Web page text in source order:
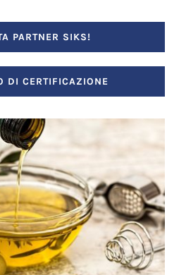
PARTNER SIKS!
DI CERTIFICAZIONE